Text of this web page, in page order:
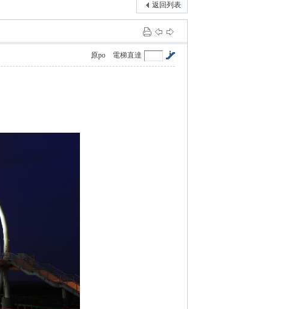
返回列表
電梯直達
原po